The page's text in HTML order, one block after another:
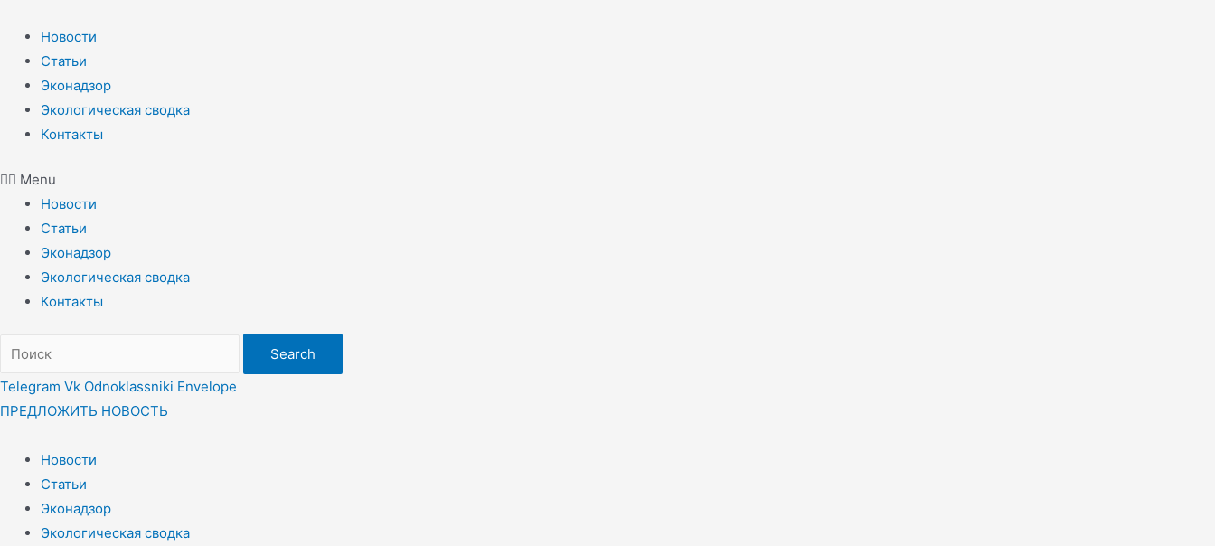
содержимому
Новости
Статьи
Эконадзор
Экологическая сводка
Контакты
Menu
Новости
Статьи
Эконадзор
Экологическая сводка
Контакты
Search
Telegram Vk Odnoklassniki Envelope
ПРЕДЛОЖИТЬ НОВОСТЬ
Новости
Статьи
Эконадзор
Экологическая сводка